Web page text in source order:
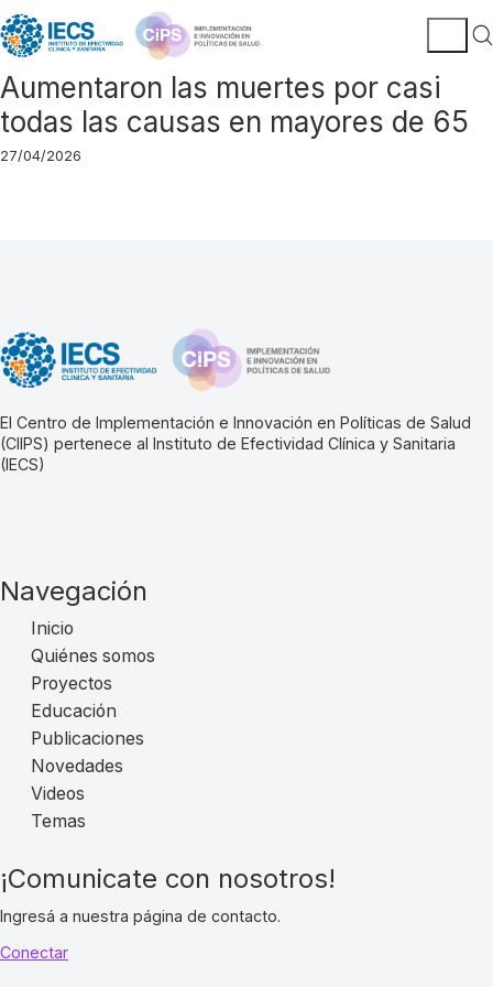
Aumentaron las muertes por casi
todas las causas en mayores de 65
27/04/2026
El Centro de Implementación e Innovación en Políticas de Salud
(CIIPS) pertenece al Instituto de Efectividad Clínica y Sanitaria
(IECS)
Navegación
Inicio
Quiénes somos
Proyectos
Educación
Publicaciones
Novedades
Videos
Temas
¡Comunicate con nosotros!
Ingresá a nuestra página de contacto.
Conectar